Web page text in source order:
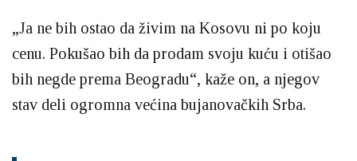
„Ja ne bih ostao da živim na Kosovu ni po koju
cenu. Pokušao bih da prodam svoju kuću i otišao
bih negde prema Beogradu“, kaže on, a njegov
stav deli ogromna većina bujanovačkih Srba.